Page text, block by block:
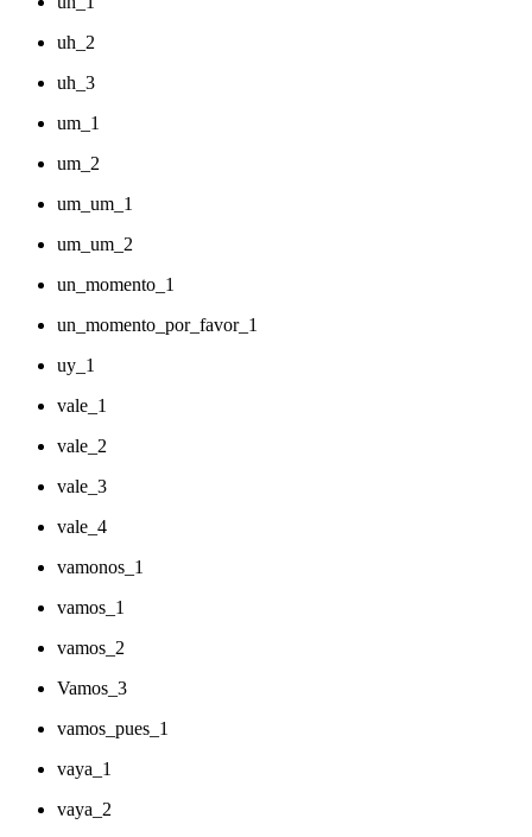
uh_2
uh_3
um_1
um_2
um_um_1
um_um_2
un_momento_1
un_momento_por_favor_1
uy_1
vale_1
vale_2
vale_3
vale_4
vamonos_1
vamos_1
vamos_2
Vamos_3
vamos_pues_1
vaya_1
vaya_2